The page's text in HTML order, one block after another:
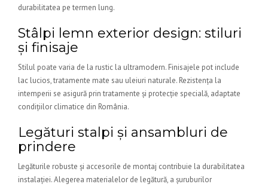
durabilitatea pe termen lung.
Stâlpi lemn exterior design: stiluri
și finisaje
Stilul poate varia de la rustic la ultramodern. Finisajele pot include
lac lucios, tratamente mate sau uleiuri naturale. Rezistența la
intemperii se asigură prin tratamente și protecție specială, adaptate
condițiilor climatice din România.
Legături stalpi și ansambluri de
prindere
Legăturile robuste și accesorile de montaj contribuie la durabilitatea
instalației. Alegerea materialelor de legătură, a șuruburilor